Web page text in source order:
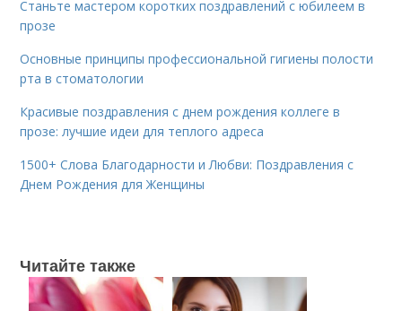
Станьте мастером коротких поздравлений с юбилеем в
прозе
Основные принципы профессиональной гигиены полости
рта в стоматологии
Красивые поздравления с днем рождения коллеге в
прозе: лучшие идеи для теплого адреса
1500+ Слова Благодарности и Любви: Поздравления с
Днем Рождения для Женщины
Читайте также